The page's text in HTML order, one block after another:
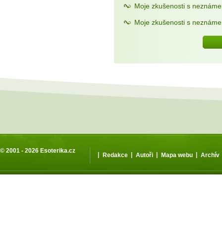
Moje zkušenosti s
Moje zkušenosti s
© 2001 - 2026 Esoterika.cz
| Redakce | Autoři | Mapa webu | Archív